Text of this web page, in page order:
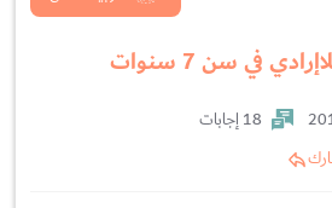
في سن 7 سنوات
18 إجابات